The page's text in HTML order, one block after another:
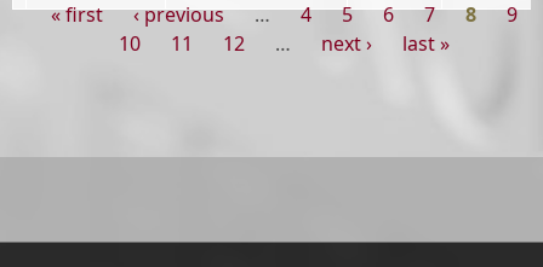
Pages
« first ‹ previous … 4 5 6 7 8
9
10
11 12 … next › last »